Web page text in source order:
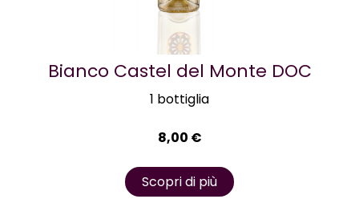
Bianco Castel del Monte DOC
1 bottiglia
8,00 €
Scopri di più